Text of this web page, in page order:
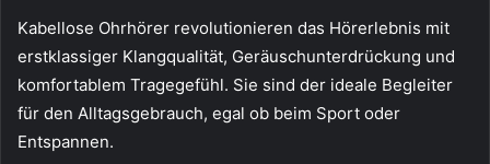
Kabellose Ohrhörer revolutionieren das Hörerlebnis mit
erstklassiger Klangqualität, Geräuschunterdrückung und
komfortablem Tragegefühl. Sie sind der ideale Begleiter
für den Alltagsgebrauch, egal ob beim Sport oder
Entspannen.